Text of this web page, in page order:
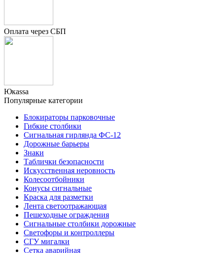
Оплата через СБП
Юкаssа
Популярные категории
Блокираторы парковочные
Гибкие столбики
Сигнальная гирлянда ФС-12
Дорожные барьеры
Знаки
Таблички безопасности
Искусственная неровность
Колесоотбойники
Конусы сигнальные
Краска для разметки
Лента светоотражающая
Пешеходные ограждения
Сигнальные столбики дорожные
Светофоры и контроллеры
СГУ мигалки
Cетка аварийная